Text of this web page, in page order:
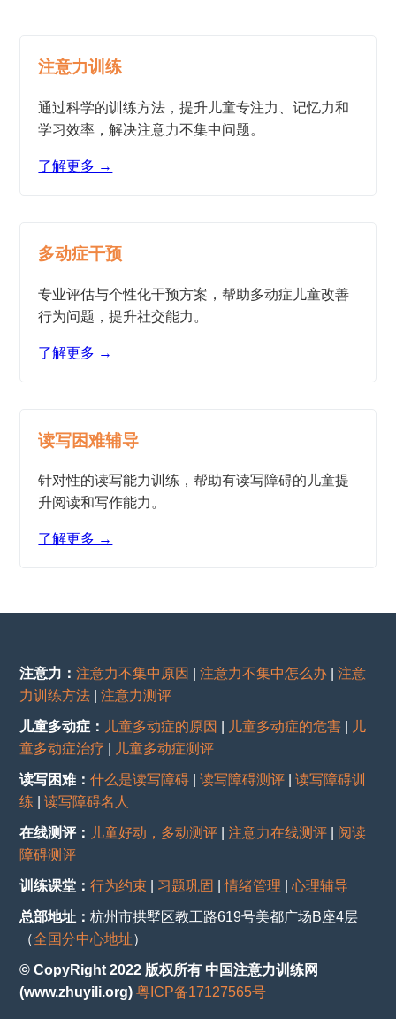
注意力训练
通过科学的训练方法，提升儿童专注力、记忆力和
学习效率，解决注意力不集中问题。
了解更多 →
多动症干预
专业评估与个性化干预方案，帮助多动症儿童改善
行为问题，提升社交能力。
了解更多 →
读写困难辅导
针对性的读写能力训练，帮助有读写障碍的儿童提
升阅读和写作能力。
了解更多 →
注意力：注意力不集中原因 |注意力不集中怎么办 |注意
力训练方法 |注意力测评
儿童多动症： 儿童多动症的原因 儿童多动症的危害
儿
童多动症治疗
儿童多动症测评
读写困难：什么是读写障碍 |读写障碍测评 |读写障碍训
练 |读写障碍名人
在线测评： 儿童好动，多动测评 |注意力在线测评
阅读
障碍测评
训练课堂：行为约束 习题巩固 |情绪管理 |心理辅导
总部地址：杭州市拱墅区教工路619号美都广场B座4层
（全国分中心地址）
© CopyRight 2022 版权所有 中国注意力训练网
(www.zhuyili.org) 粤ICP备17127565号